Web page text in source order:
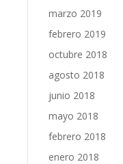
marzo 2019
febrero 2019
octubre 2018
agosto 2018
junio 2018
mayo 2018
febrero 2018
enero 2018